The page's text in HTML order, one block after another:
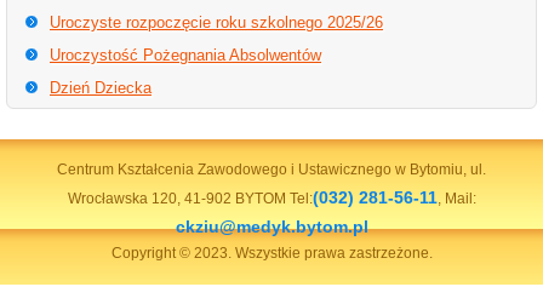
Uroczyste rozpoczęcie roku szkolnego 2025/26
Uroczystość Pożegnania Absolwentów
Dzień Dziecka
Centrum Kształcenia Zawodowego i Ustawicznego w Bytomiu, ul.
Wrocławska 120, 41-902 BYTOM Tel:(032) 281-56-11, Mail:
ckziu@medyk.bytom.pl
Copyright © 2023. Wszystkie prawa zastrzeżone.